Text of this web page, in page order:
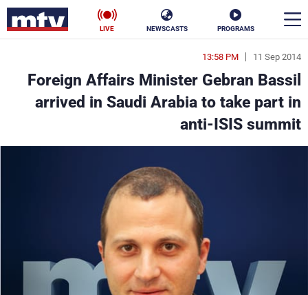
PROGRAMS
NEWSCASTS
LIVE
11 Sep 2014
13:58 PM
Foreign Affairs Minister Gebran Bassil
arrived in Saudi Arabia to take part in
anti-ISIS summit
en
الأخبار
سياسة
رياضة
البرامج